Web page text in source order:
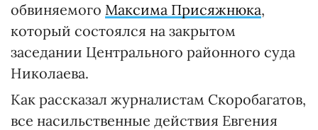
обвиняемого Максима Присяжнюка,
который состоялся на закрытом
заседании Центрального районного суда
Николаева.
Как рассказал журналистам Скоробагатов,
все насильственные действия Евгения